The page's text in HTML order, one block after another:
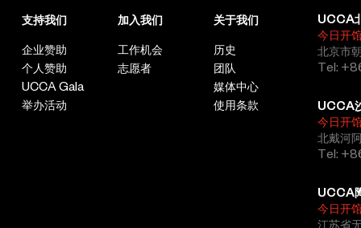
支持我们
企业赞助
个人赞助
UCCA Gala
举办活动
加入我们
工作机会
志愿者
关于我们
历史
团队
媒体中心
使用条款
UCCA
今日开
北京市
Tel:
UCCA
今日开
北戴河
Tel:
UCCA
今日开
江苏省